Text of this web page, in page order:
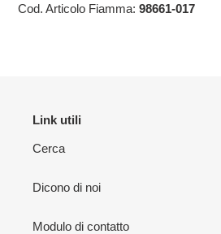
Cod. Articolo Fiamma: 98661-017
Link utili
Cerca
Dicono di noi
Modulo di contatto